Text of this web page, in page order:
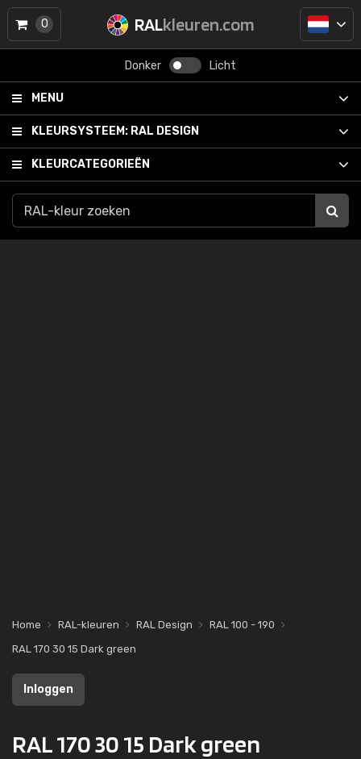
RALkleuren.com
Donker Licht
MENU
KLEURSYSTEEM: RAL DESIGN
KLEURCATEGORIEËN
0
Home RAL-kleuren RAL Design
RAL 100 - 190
RAL 170 30 15 Dark green
Inloggen
RAL 170 30 15 Dark green